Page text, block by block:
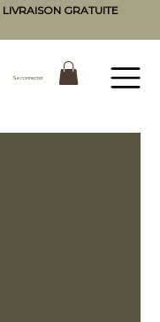
Se connecter
LIVRAISON GRATUITE